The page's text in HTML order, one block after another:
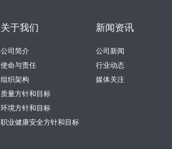
关于我们
公司简介
使命与责任
组织架构
质量方针和目标
环境方针和目标
职业健康安全方针和目标
新闻资讯
公司新闻
行业动态
媒体关注